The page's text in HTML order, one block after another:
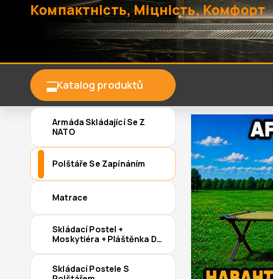
Компактність, Міцність, Комфорт
Katalog produktů
Armáda Skládající Se Z
NATO
Polštáře Se Zapínáním
Matrace
Skládací Postel +
Moskytiéra + Pláštěnka Do
Skládací Postele S